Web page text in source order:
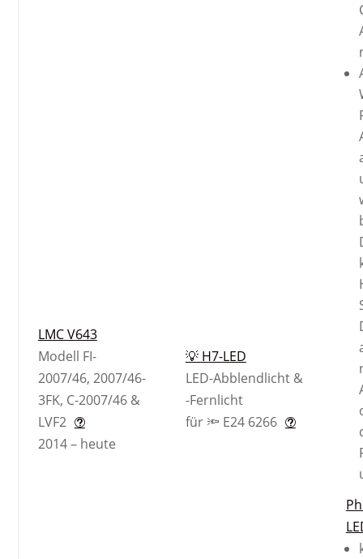
LMC V643
Modell FI-
2007/46, 2007/46-
3FK, C-2007/46 &
LVF2
2014 – heute
💡 H7-LED
LED-Abblendlicht &
-Fernlicht
für 🔦 E24 6266